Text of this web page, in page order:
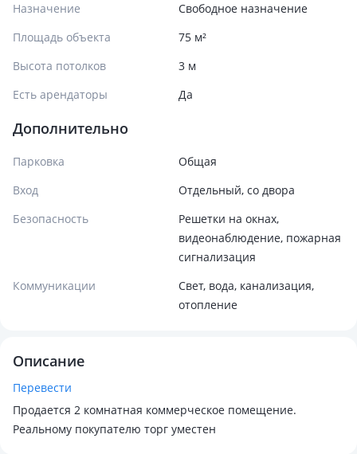
Назначение
Свободное назначение
Площадь объекта
75 м²
Высота потолков
3 м
Есть арендаторы
Да
Дополнительно
Парковка
Общая
Вход
Отдельный, со двора
Безопасность
Решетки на окнах,
видеонаблюдение, пожарная
сигнализация
Коммуникации
Свет, вода, канализация,
отопление
Описание
Перевести
Продается 2 комнатная коммерческое помещение.
Реальному покупателю торг уместен